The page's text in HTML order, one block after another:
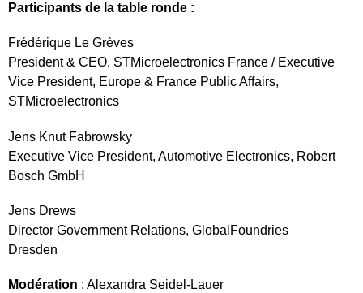
Participants de la table ronde :
Frédérique Le Grèves
President & CEO, STMicroelectronics France / Executive
Vice President, Europe & France Public Affairs,
STMicroelectronics
Jens Knut Fabrowsky
Executive Vice President, Automotive Electronics, Robert
Bosch GmbH
Jens Drews
Director Government Relations, GlobalFoundries
Dresden
Modération : Alexandra Seidel-Lauer